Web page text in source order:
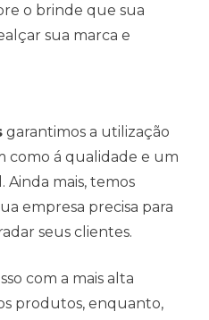
o brinde que sua
sua marca e
garantimos a utilização
como á qualidade e um
Ainda mais, temos
empresa precisa para
seus clientes.
com a mais alta
produtos, enquanto,